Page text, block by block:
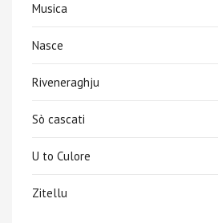
Musica
Nasce
Riveneraghju
Sò cascati
U to Culore
Zitellu